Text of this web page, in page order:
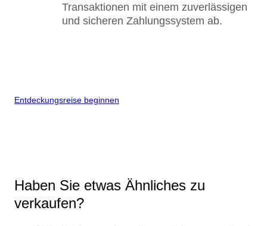
Transaktionen mit einem zuverlässigen
und sicheren Zahlungssystem ab.
Entdeckungsreise beginnen
Haben Sie etwas Ähnliches zu
verkaufen?